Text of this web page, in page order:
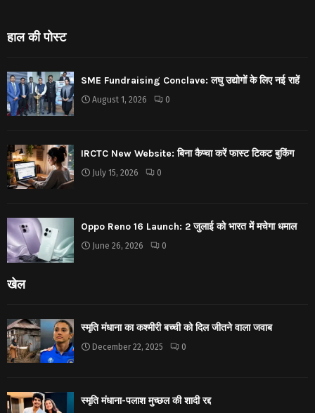
हाल की पोस्ट
SME Fundraising Conclave: लघु उद्योगों के लिए नई राहें
August 1, 2026 0
IRCTC New Website: बिना कैप्चा करें फास्ट टिकट बुकिंग
July 15, 2026 0
Oppo Reno 16 Launch: 2 जुलाई को भारत में मचेगा धमाल
June 26, 2026 0
खेल
स्मृति मंधाना का कश्मीरी बच्ची को दिल जीतने वाला जवाब
December 22, 2025 0
स्मृति मंधाना-पलाश मुच्छल की शादी रद्द